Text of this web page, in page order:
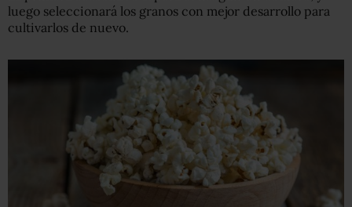
luego seleccionará los granos con mejor desarrollo para
cultivarlos de nuevo.